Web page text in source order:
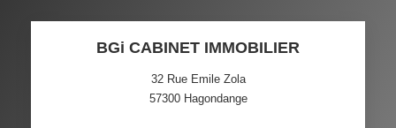
BGi CABINET IMMOBILIER
32 Rue Emile Zola
57300 Hagondange